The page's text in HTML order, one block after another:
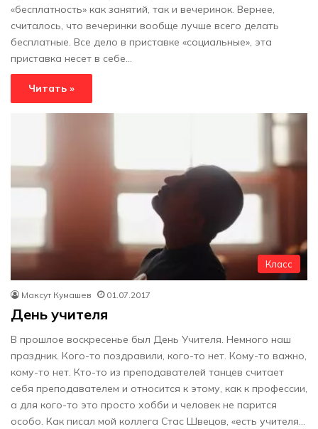
«бесплатность» как занятий, так и вечеринок. Вернее,
считалось, что вечеринки вообще лучше всего делать
бесплатные. Все дело в приставке «социальные», эта
приставка несет в себе…
Читать »
Класс
Максут Кумашев 01.07.2017
День учителя
В прошлое воскресенье был День Учителя. Немного наш
праздник. Кого-то поздравили, кого-то нет. Кому-то важно,
кому-то нет. Кто-то из преподавателей танцев считает
себя преподавателем и относится к этому, как к профессии,
а для кого-то это просто хобби и человек не парится
особо. Как писал мой коллега Стас Швецов, «есть учителя…